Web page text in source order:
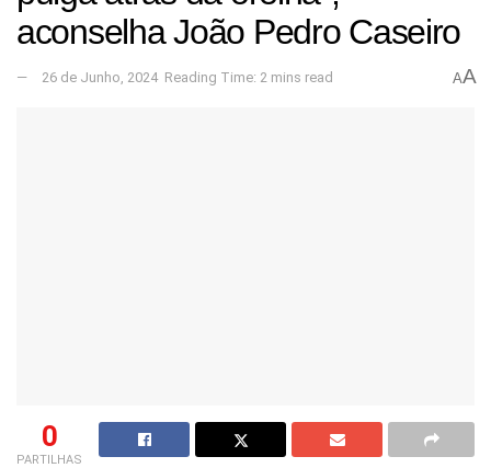
aconselha João Pedro Caseiro
26 de Junho, 2024 Reading Time: 2 mins read AA
0
PARTILHAS